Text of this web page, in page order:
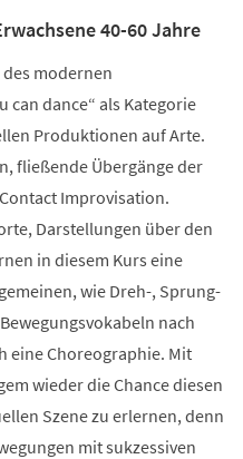
40-60 Jahre
modernen
can dance“ als Kategorie
Produktionen auf Arte.
fließende Übergänge der
Improvisation.
Darstellungen über den
in diesem Kurs eine
wie Dreh-, Sprung-
nach
eine Choreographie. Mit
wieder die Chance diesen
Szene zu erlernen, denn
mit sukzessiven